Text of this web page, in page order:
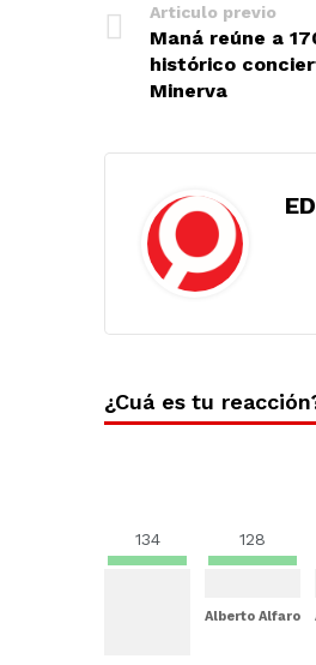
Articulo previo
Maná reúne a
histórico
Minerva
¿Cuá es tu
134 128
Alberto Alfaro